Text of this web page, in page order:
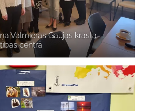
Valmieras Gaujas krasta
centrā